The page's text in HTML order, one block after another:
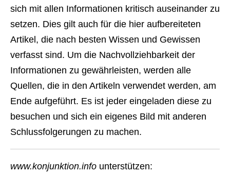
sich mit allen Informationen kritisch auseinander zu
setzen. Dies gilt auch für die hier aufbereiteten
Artikel, die nach besten Wissen und Gewissen
verfasst sind. Um die Nachvollziehbarkeit der
Informationen zu gewährleisten, werden alle
Quellen, die in den Artikeln verwendet werden, am
Ende aufgeführt. Es ist jeder eingeladen diese zu
besuchen und sich ein eigenes Bild mit anderen
Schlussfolgerungen zu machen.
www.konjunktion.info unterstützen: